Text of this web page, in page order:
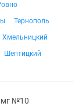
Тернополь
Хмельницкий
Шептицкий
№10